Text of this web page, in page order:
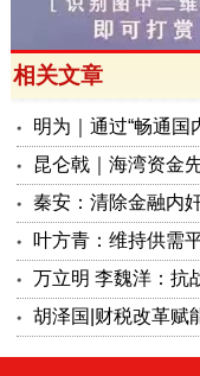
相关文章
昆仑戟｜海湾资金
叶方青：维持供需